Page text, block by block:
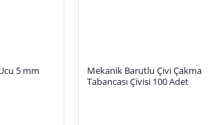
5 mm
Mekanik Barutlu Çivi Çakma
Tabancası Çivisi 100 Adet